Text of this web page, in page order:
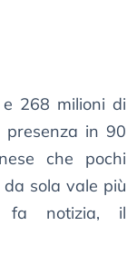
268 milioni di
in 90
che pochi
sola vale più
fa notizia, il